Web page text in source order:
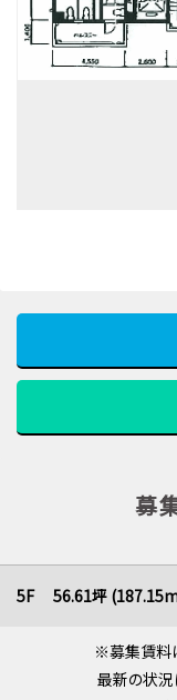
募
5F 56.61坪
※募集賃料
最新の状況